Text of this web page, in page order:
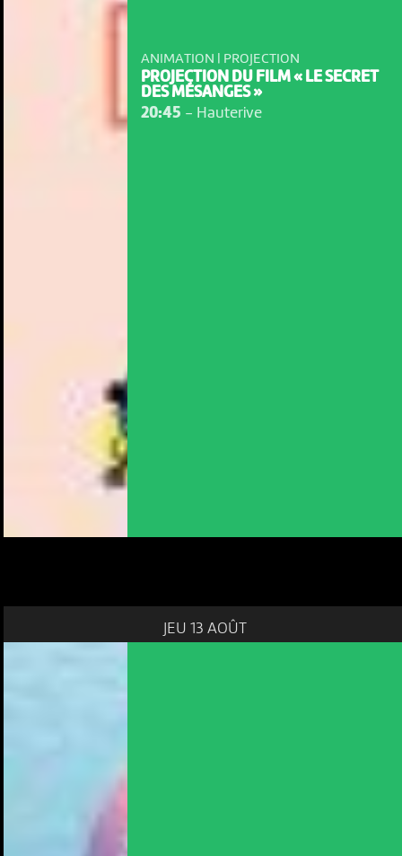
ANIMATION | PROJECTION
PROJECTION DU FILM « LE SECRET
DES MÉSANGES »
20:45 - Hauterive
JEU 13 AOÛT